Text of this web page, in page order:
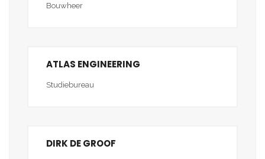
Bouwheer
ATLAS ENGINEERING
Studiebureau
DIRK DE GROOF